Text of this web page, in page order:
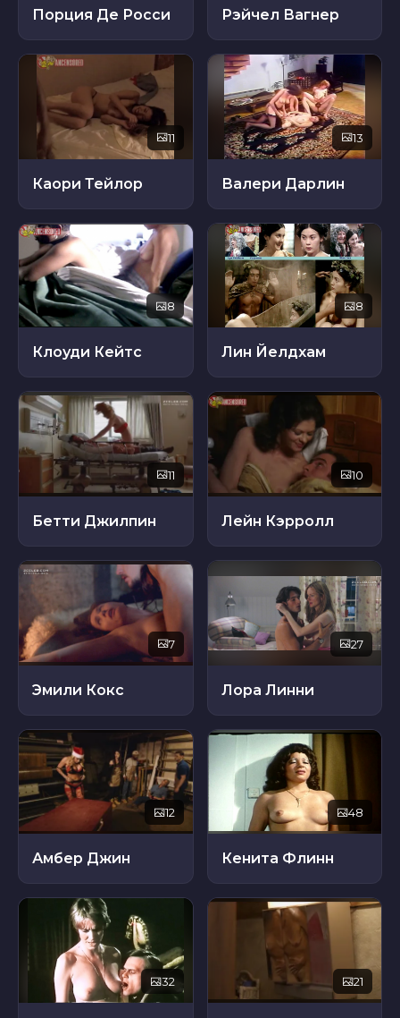
Порция Де Росси Рэйчел Вагнер
11
Каори Тейлор
13
Валери Дарлин
8
Клоуди Кейтс
8
Лин Йелдхам
11
Бетти Джилпин
10
Лейн Кэрролл
7
Эмили Кокс
27
Лора Линни
12
Амбер Джин
48
Кенита Флинн
32 21